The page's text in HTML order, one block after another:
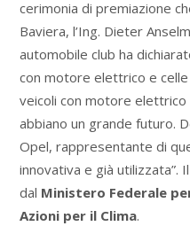
cerimonia di premiazione
Baviera, l’Ing. Dieter
automobile club ha
con motore elettrico e
veicoli con motore
abbiano un grande futuro.
Opel, rappresentante di
innovativa e già utilizzata”.
dal Ministero Federale
Azioni per il Clima.